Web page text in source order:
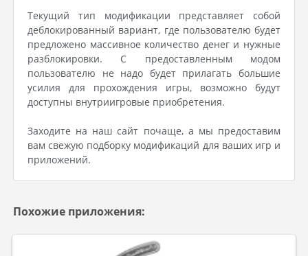
Текущий тип модификации представляет собой
деблокированный вариант, где пользователю будет
предложено массивное количество денег и нужные
разблокировки. С предоставленным модом
пользователю не надо будет прилагать большие
усилия для прохождения игры, возможно будут
доступны внутриигровые приобретения.
Заходите на наш сайт почаще, а мы предоставим
вам свежую подборку модификаций для ваших игр и
приложений.
Похожие приложения: